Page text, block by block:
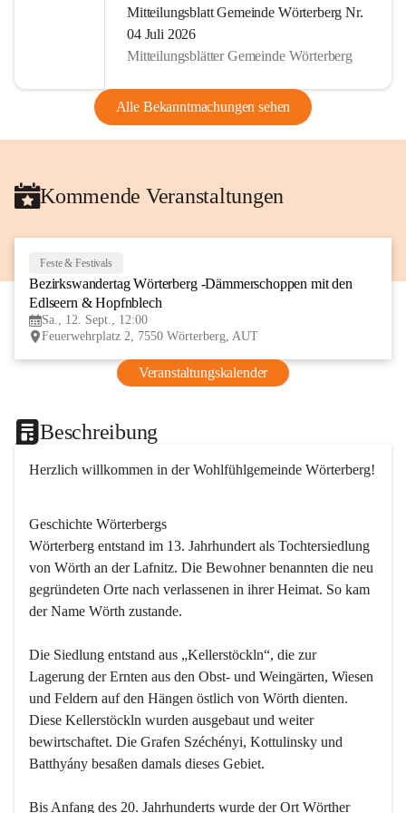
Mitteilungsblatt Gemeinde Wörterberg Nr.
04 Juli 2026
Mitteilungsblätter Gemeinde Wörterberg
Alle Bekanntmachungen sehen
Kommende Veranstaltungen
Feste & Festivals
Bezirkswandertag Wörterberg -Dämmerschoppen mit den
Edlseern & Hopfnblech
Sa., 12. Sept., 12:00
Feuerwehrplatz 2, 7550 Wörterberg, AUT
Veranstaltungskalender
Beschreibung
Herzlich willkommen in der Wohlfühlgemeinde Wörterberg!
Geschichte Wörterbergs
Wörterberg entstand im 13. Jahrhundert als Tochtersiedlung
von Wörth an der Lafnitz. Die Bewohner benannten die neu
gegründeten Orte nach verlassenen in ihrer Heimat. So kam
der Name Wörth zustande.
Die Siedlung entstand aus „Kellerstöckln“, die zur
Lagerung der Ernten aus den Obst- und Weingärten, Wiesen
und Feldern auf den Hängen östlich von Wörth dienten.
Diese Kellerstöckln wurden ausgebaut und weiter
bewirtschaftet. Die Grafen Széchényi, Kottulinsky und
Batthyány besaßen damals dieses Gebiet.
Bis Anfang des 20. Jahrhunderts wurde der Ort Wörther